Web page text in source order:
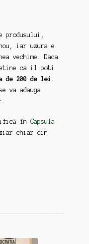
iar uzura e
vechime. Daca
ca il poti
de 200 de lei
va adauga
în Capsula
ziar chiar din